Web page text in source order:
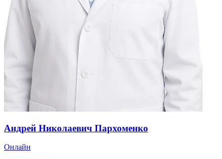
Андрей Николаевич Пархоменко
Онлайн